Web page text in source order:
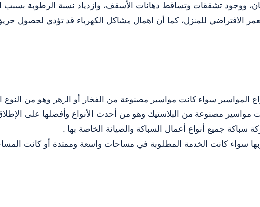
ووجود تشققات وتساقط دهانات الأسقف، وازدياد نسبة الرطوبة بسبب
العمر الافتراضي للمنزل، كما أن اهمال مشاكل الكهرباء قد تؤدي لحصول
المواسير سواء كانت مواسير مصنوعة من الفخار أو الزهر وهو من النوع
مواسير مصنوعة من البلاستيك وهو من أحدث الأنواع وأفضلها على
جميع أنواع أعمال السباكة والصيانة الخاصة بها .
سواء كانت الخدمة المطلوبة في مساحات واسعة وممتدة أو كانت